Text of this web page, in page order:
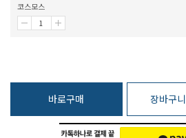
코스모스
바로구매 장바구니